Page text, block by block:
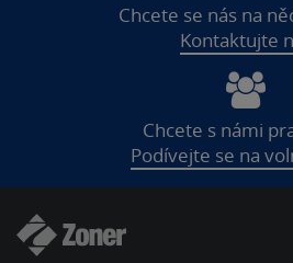
Chcete se nás na
Kontaktujte
Chcete s námi
Podívejte se na